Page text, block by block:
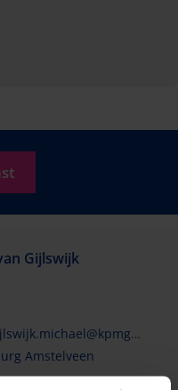
Gijlswijk
Amstelveen